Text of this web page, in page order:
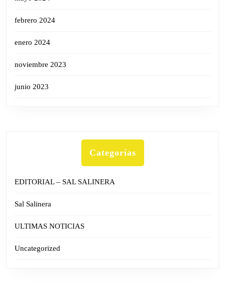
febrero 2024
enero 2024
noviembre 2023
junio 2023
Categorías
EDITORIAL – SAL SALINERA
Sal Salinera
ULTIMAS NOTICIAS
Uncategorized